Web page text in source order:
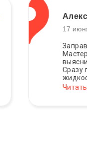
17
Мастер
Сразу
Читать